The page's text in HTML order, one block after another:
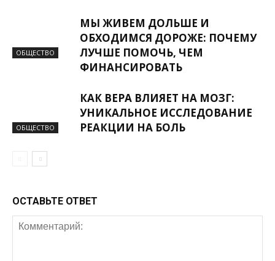
ОБЩЕСТВО
МЫ ЖИВЕМ ДОЛЬШЕ И
ОБХОДИМСЯ ДОРОЖЕ: ПОЧЕМУ
ЛУЧШЕ ПОМОЧЬ, ЧЕМ
ФИНАНСИРОВАТЬ
ОБЩЕСТВО
КАК ВЕРА ВЛИЯЕТ НА МОЗГ:
УНИКАЛЬНОЕ ИССЛЕДОВАНИЕ
РЕАКЦИИ НА БОЛЬ
ОСТАВЬТЕ ОТВЕТ